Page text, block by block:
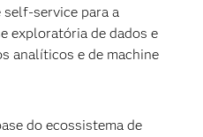
self-service para a
exploratória de dados e
analíticos e de machine
do ecossistema de